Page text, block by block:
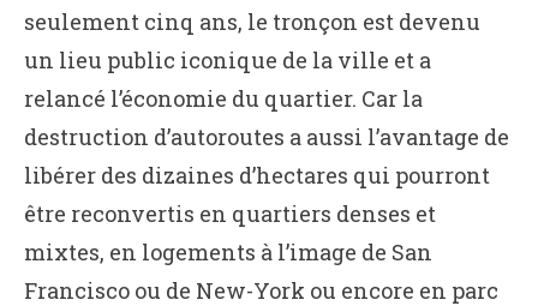
seulement cinq ans, le tronçon est devenu
un lieu public iconique de la ville et a
relancé l’économie du quartier. Car la
destruction d’autoroutes a aussi l’avantage de
libérer des dizaines d’hectares qui pourront
être reconvertis en quartiers denses et
mixtes, en logements à l’image de San
Francisco ou de New-York ou encore en parc